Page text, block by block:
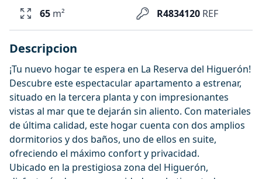
R4834120 REF
65 m²
Descripcion
¡Tu nuevo hogar te espera en La Reserva del Higuerón!
Descubre este espectacular apartamento a estrenar,
situado en la tercera planta y con impresionantes
vistas al mar que te dejarán sin aliento. Con materiales
de última calidad, este hogar cuenta con dos amplios
dormitorios y dos baños, uno de ellos en suite,
ofreciendo el máximo confort y privacidad.
Ubicado en la prestigiosa zona del Higuerón,